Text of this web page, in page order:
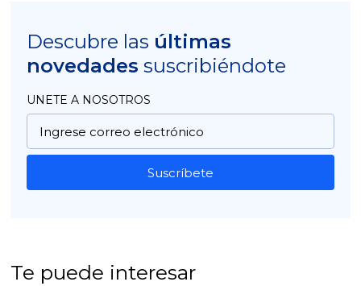
Descubre las últimas
novedades suscribiéndote
UNETE A NOSOTROS
Suscríbete
Te puede interesar